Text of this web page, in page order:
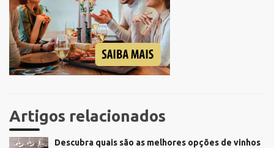
Artigos relacionados
Descubra quais são as melhores opções de vinhos